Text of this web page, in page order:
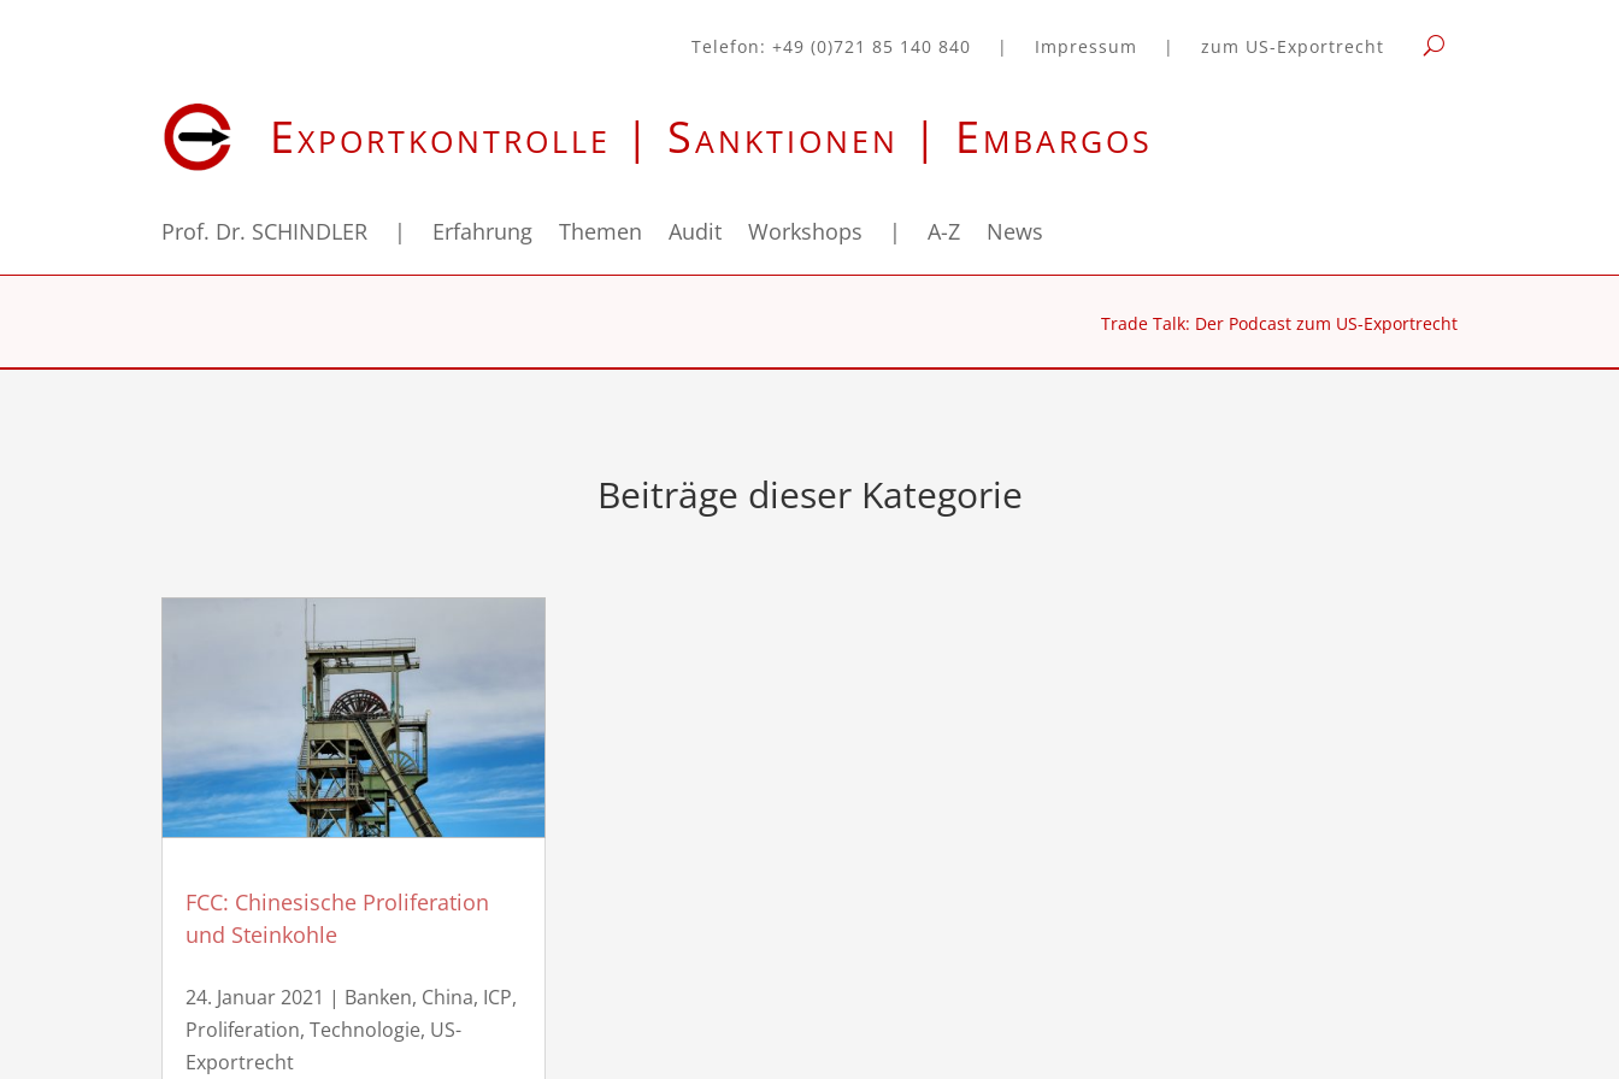
Telefon: +49 (0)721 85 140 840 | Impressum | zum US-Exportrecht
Exportkontrolle | Sanktionen | Embargos
Prof. Dr. SCHINDLER | Erfahrung Themen Audit Workshops | A-Z News
Trade Talk: Der Podcast zum US-Exportrecht
Beiträge dieser Kategorie
FCC: Chinesische Proliferation
und Steinkohle
24. Januar 2021 | Banken, China, ICP,
Proliferation,Technologie, US-
Exportrecht